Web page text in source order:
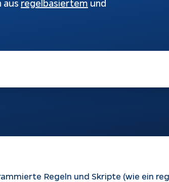
aus regelbasiertem und
Regeln und Skripte (wie ein